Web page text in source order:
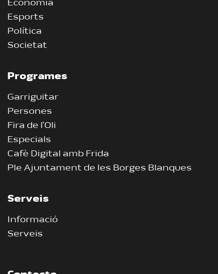
Economia
Esports
Política
Societat
Programes
Garriguitar
Persones
Fira de l’Oli
Especials
Cafè Digital amb Frida
Ple Ajuntament de les Borges Blanques
Serveis
Informació
Serveis